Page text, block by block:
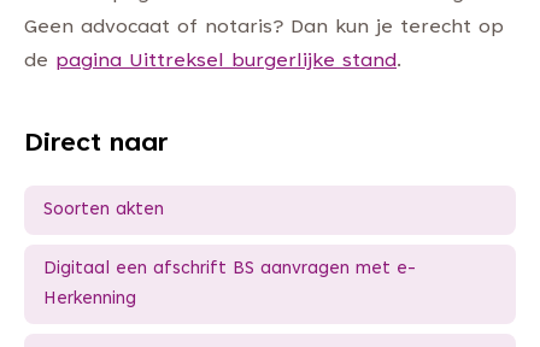
Geen advocaat of notaris? Dan kun je terecht op
de pagina Uittreksel burgerlijke stand.
Direct naar
Soorten akten
Digitaal een afschrift BS aanvragen met e-
Herkenning